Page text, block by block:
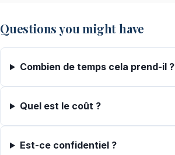
Questions you might have
Combien de temps cela prend-il ?
Quel est le coût ?
Est-ce confidentiel ?